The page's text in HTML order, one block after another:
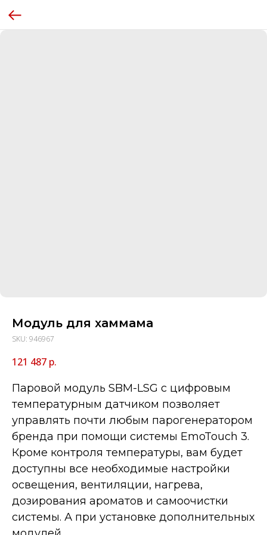
Модуль для хаммама
SKU: 946967
121 487 р.
Паровой модуль SBM-LSG с цифровым
температурным датчиком позволяет
управлять почти любым парогенератором
бренда при помощи системы EmoTouch 3.
Кроме контроля температуры, вам будет
доступны все необходимые настройки
освещения, вентиляции, нагрева,
дозирования ароматов и самоочистки
системы. А при установке дополнительных